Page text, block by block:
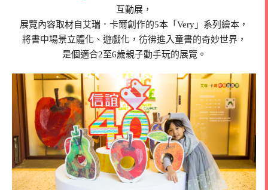
互動展，
展覽內容取材自艾瑞．卡爾創作的5本「Very」系列繪本，
將書中場景立體化、遊戲化，彷彿進入童書的奇妙世界，
是個適合2至6歲親子動手玩的展覽。